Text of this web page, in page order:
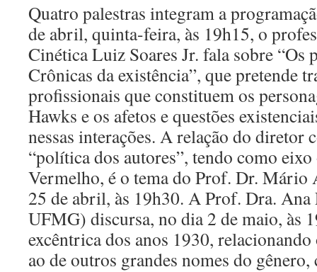
Quatro palestras integram a
de abril, quinta-feira, às 19h15, o
Cinética Luiz Soares Jr. fala sobre “Os
Crônicas da existência”, que pretende
profissionais que constituem os
Hawks e os afetos e questões
nessas interações. A relação do diretor
“política dos autores”, tendo como
Vermelho, é o tema do Prof. Dr. Mário
25 de abril, às 19h30. A Prof. Dra.
UFMG) discursa, no dia 2 de maio, às
excêntrica dos anos 1930,
ao de outros grandes nomes do